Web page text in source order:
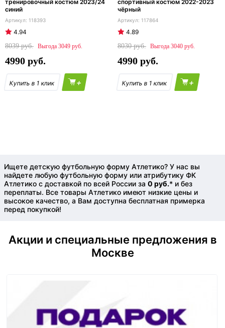
тренировочный костюм 2023/24
синий
118393
4.94
8039
3049
4990
+
спортивный костюм 2022-2023
чёрный
117864
4.89
8030
3040
4990
+
Ищете детскую футбольную форму Атлетико? У нас вы
найдете любую футбольную форму или атрибутику ФК
Атлетико с доставкой по всей России за 0 руб.* и без
переплаты. Все товары Атлетико имеют низкие цены и
высокое качество, а Вам доступна бесплатная примерка
перед покупкой!
Акции и специальные предложения в
Москве